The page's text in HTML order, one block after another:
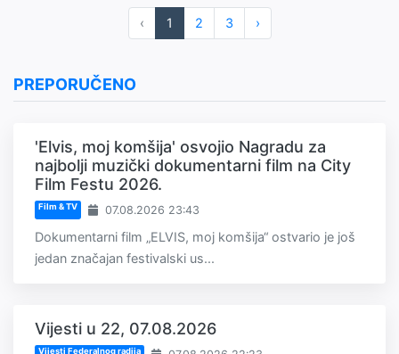
‹ 1 2 3 ›
PREPORUČENO
'Elvis, moj komšija' osvojio Nagradu za
najbolji muzički dokumentarni film na City
Film Festu 2026.
Film & TV 07.08.2026 23:43
Dokumentarni film „ELVIS, moj komšija“ ostvario je još
jedan značajan festivalski us...
Vijesti u 22, 07.08.2026
Vijesti Federalnog radija